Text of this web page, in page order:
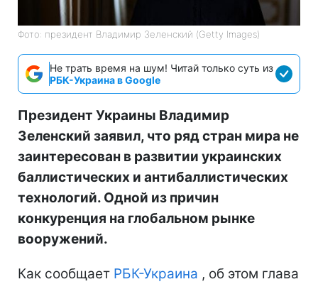
Фото: президент Владимир Зеленский (Getty Images)
Не трать время на шум! Читай только суть из
РБК-Украина в Google
Президент Украины Владимир
Зеленский заявил, что ряд стран мира не
заинтересован в развитии украинских
баллистических и антибаллистических
технологий. Одной из причин
конкуренция на глобальном рынке
вооружений.
Как сообщает РБК-Украина , об этом глава